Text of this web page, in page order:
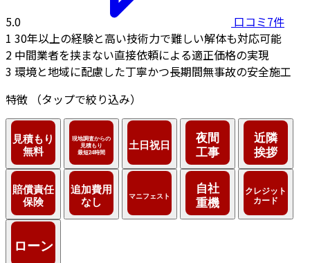
5.0
口コミ7件
1 30年以上の経験と高い技術力で難しい解体も対応可能
2 中間業者を挟まない直接依頼による適正価格の実現
3 環境と地域に配慮した丁寧かつ長期間無事故の安全施工
特徴
（タップで絞り込み）